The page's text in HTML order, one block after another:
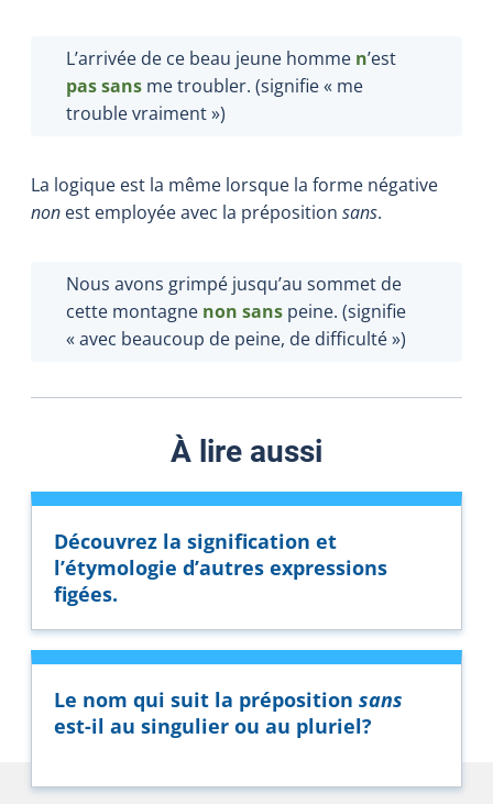
L’arrivée de ce beau jeune homme n’est
passans me troubler. (signifie« me
trouble vraiment »)
La logique est la même lorsque la forme négative
non est employée avec la préposition sans.
Nous avons grimpé jusqu’au sommet de
cette montagne non sans peine. (signifie
«avec beaucoup de peine, de difficulté»)
À lire aussi
Découvrez la signification et
l’étymologie d’autres expressions
figées.
Le nom qui suit la préposition sans
est-il au singulier ou au pluriel?